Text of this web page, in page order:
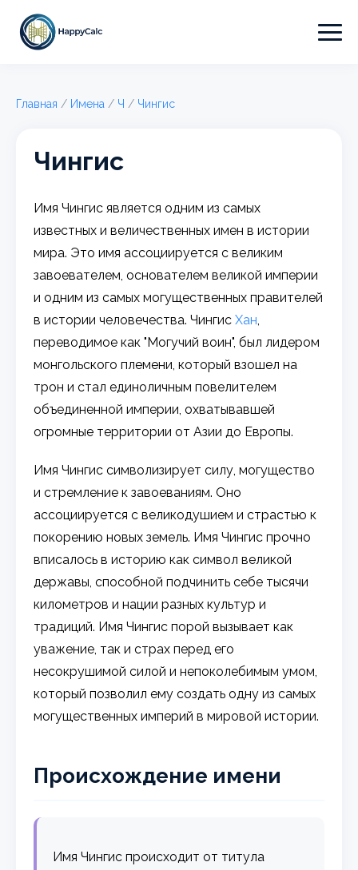
Главная / Имена / Ч / Чингис
Чингис
Имя Чингис является одним из самых
известных и величественных имен в истории
мира. Это имя ассоциируется с великим
завоевателем, основателем великой империи
и одним из самых могущественных правителей
в истории человечества. ЧингисХан,
переводимое как "Могучий воин", был лидером
монгольского племени, который взошел на
трон и стал единоличным повелителем
объединенной империи, охватывавшей
огромные территории от Азии до Европы.
Имя Чингис символизирует силу, могущество
и стремление к завоеваниям. Оно
ассоциируется с великодушием и страстью к
покорению новых земель. Имя Чингис прочно
вписалось в историю как символ великой
державы, способной подчинить себе тысячи
километров и нации разных культур и
традиций. Имя Чингис порой вызывает как
уважение, так и страх перед его
несокрушимой силой и непоколебимым умом,
который позволил ему создать одну из самых
могущественных империй в мировой истории.
Происхождение имени
Имя Чингис происходит от титула